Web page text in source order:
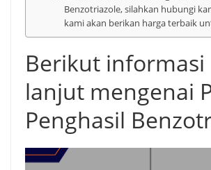
Benzotriazole, silahkan hubungi
kami akan berikan harga terbaik
Berikut informasi
lanjut mengenai
Penghasil